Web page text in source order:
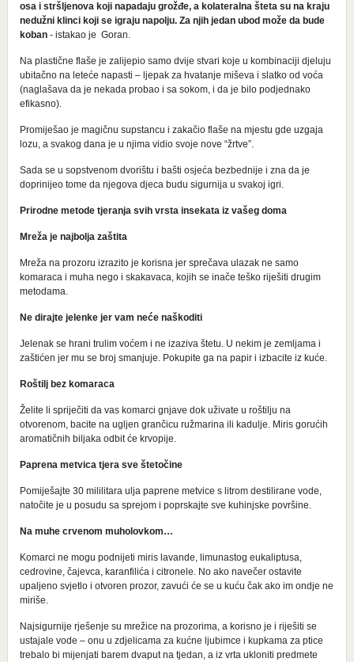
osa i stršljenova koji napadaju grožđe, a kolateralna šteta su na kraju
nedužni klinci koji se igraju napolju. Za njih jedan ubod može da bude
koban- istakao je Goran.
Na plastične flaše je zalijepio samo dvije stvari koje u kombinaciji djeluju
ubitačno na leteće napasti – ljepak za hvatanje miševa i slatko od voća
(naglašava da je nekada probao i sa sokom, i da je bilo podjednako
efikasno).
Promiješao je magičnu supstancu i zakačio flaše na mjestu gde uzgaja
lozu, a svakog dana je u njima vidio svoje nove “žrtve”.
Sada se u sopstvenom dvorištu i bašti osjeća bezbednije i zna da je
doprinijeo tome da njegova djeca budu sigurnija u svakoj igri.
Prirodne metode tjeranja svih vrsta insekata iz vašeg doma
Mreža je najbolja zaštita
Mreža na prozoru izrazito je korisna jer sprečava ulazak ne samo
komaraca i muha nego i skakavaca, kojih se inače teško riješiti drugim
metodama.
Ne dirajte jelenke jer vam neće naškoditi
Jelenak se hrani trulim voćem i ne izaziva štetu. U nekim je zemljama i
zaštićen jer mu se broj smanjuje. Pokupite ga na papir i izbacite iz kuće.
Roštilj bez komaraca
Želite li spriječiti da vas komarci gnjave dok uživate u roštilju na
otvorenom, bacite na ugljen grančicu ružmarina ili kadulje. Miris gorućih
aromatičnih biljaka odbit će krvopije.
Paprena metvica tjera sve štetočine
Pomiješajte 30 mililitara ulja paprene metvice s litrom destilirane vode,
natočite je u posudu sa sprejom i poprskajte sve kuhinjske površine.
Na muhe crvenom muholovkom…
Komarci ne mogu podnijeti miris lavande, limunastog eukaliptusa,
cedrovine, čajevca, karanfilića i citronele. No ako navečer ostavite
upaljeno svjetlo i otvoren prozor, zavući će se u kuću čak ako im ondje ne
miriše.
Najsigurnije rješenje su mrežice na prozorima, a korisno je i riješiti se
ustajale vode – onu u zdjelicama za kućne ljubimce i kupkama za ptice
trebalo bi mijenjati barem dvaput na tjedan, a iz vrta ukloniti predmete